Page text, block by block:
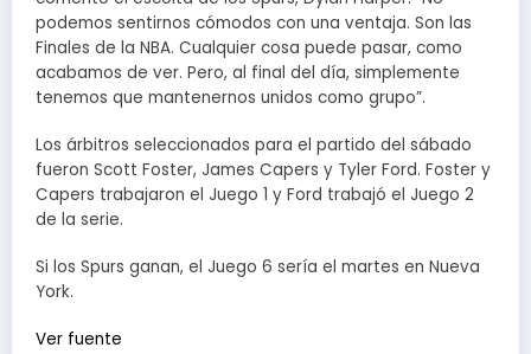
podemos sentirnos cómodos con una ventaja. Son las
Finales de la NBA. Cualquier cosa puede pasar, como
acabamos de ver. Pero, al final del día, simplemente
tenemos que mantenernos unidos como grupo”.
Los árbitros seleccionados para el partido del sábado
fueron Scott Foster, James Capers y Tyler Ford. Foster y
Capers trabajaron el Juego 1 y Ford trabajó el Juego 2
de la serie.
Si los Spurs ganan, el Juego 6 sería el martes en Nueva
York.
Ver fuente